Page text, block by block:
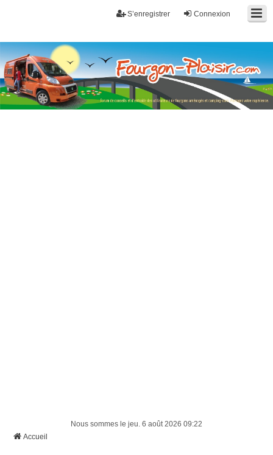
Connexion
S’enregistrer
Fourgon-plaisir.com
Forum de conseils et d'entraide des utilisateurs de fourgons, fourgons
aménagés, vans et de camping-car. Partagez votre expérience.
Nous sommes le jeu. 6 août 2026 09:22
Accueil